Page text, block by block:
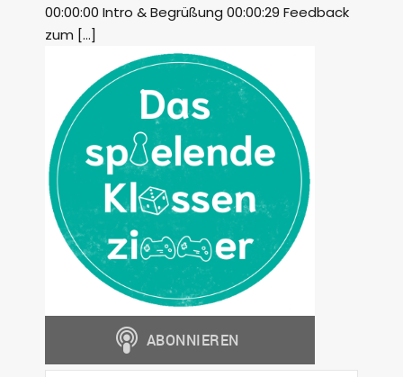
00:00:00 Intro & Begrüßung 00:00:29 Feedback
zum […]